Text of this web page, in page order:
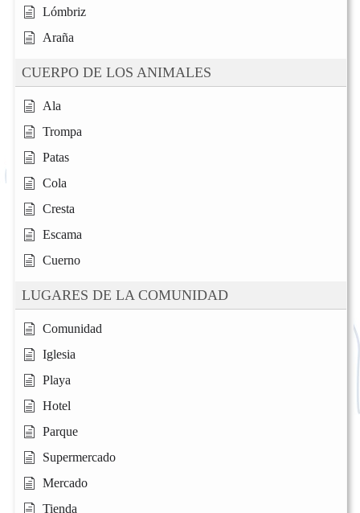
Lómbriz
Araña
CUERPO DE LOS ANIMALES
Ala
Trompa
Patas
Cola
Cresta
Escama
Cuerno
LUGARES DE LA COMUNIDAD
Comunidad
Iglesia
Playa
Hotel
Parque
Supermercado
Mercado
Tienda